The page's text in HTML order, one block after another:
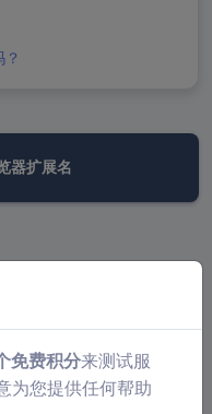
器扩展名
You can now
through
at
pay and receive an
免费积分来测试服
为您提供任何帮助